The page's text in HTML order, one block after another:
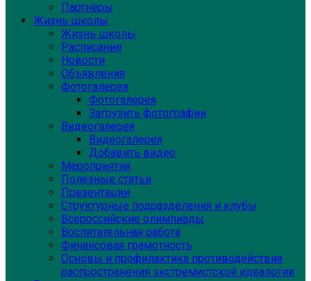
Партнёры
Жизнь школы
Жизнь школы
Расписание
Новости
Объявления
Фотогалерея
Фотогалерея
Загрузить фотографии
Видеогалерея
Видеогалерея
Добавить видео
Мероприятия
Полезные статьи
Презентации
Структурные подразделения и клубы
Всероссийские олимпиады
Воспитательная работа
Финансовая грамотность
Основы и профилактика противодействия
распространения экстремистской идеалогии